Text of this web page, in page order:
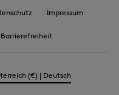
Impressum
Barrierefreiheit
(€) | Deutsch